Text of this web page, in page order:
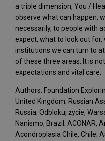
a triple dimension, You /
observe what can happen,
necessarily, to people with
expect, what to look out
institutions we can turn to
of these three areas. It is
expectations and vital care.
Authors: Foundation
United Kingdom; Russian
Russia; Odblokuj życie,
Nanismo, Brazil; ACONAR,
Acondroplasia Chile, Chile;